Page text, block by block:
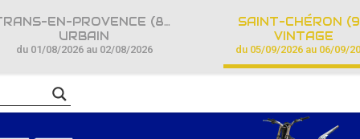
TRANS-EN-PROVENCE (83)
URBAIN
du 01/08/2026 au 02/08/2026
SAINT-CHÉRON
VINTAGE
du 05/09/2026 au 06/09/